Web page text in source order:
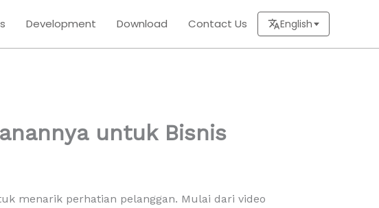
Development Download Contact Us English
untuk Bisnis
menarik perhatian pelanggan. Mulai dari video